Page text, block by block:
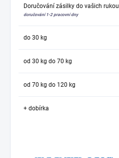
Doručování zásilky do vašich rukou
doručování 1-2 pracovní dny
do 30 kg
od 30 kg do 70 kg
od 70 kg do 120 kg
+ dobírka